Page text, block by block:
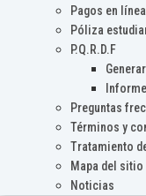
Pagos en línea
Póliza
P.Q.R.D.F
Preguntas
Términos y
Tratamiento
Mapa del sitio
Noticias